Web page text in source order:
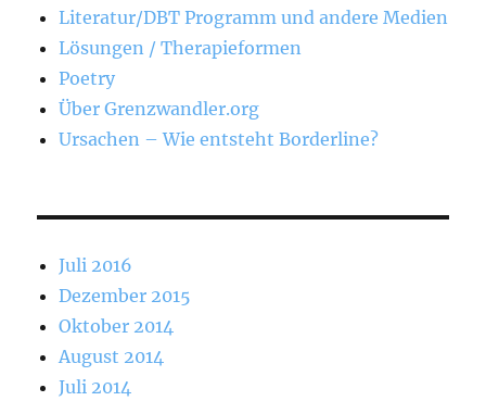
Literatur/DBT Programm und andere Medien
Lösungen / Therapieformen
Poetry
Über Grenzwandler.org
Ursachen – Wie entsteht Borderline?
Juli 2016
Dezember 2015
Oktober 2014
August 2014
Juli 2014